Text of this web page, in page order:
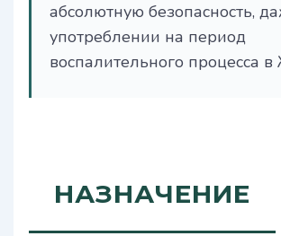
абсолютную безопасность,
употреблении на период
воспалительного процесса
НАЗНАЧЕНИЕ